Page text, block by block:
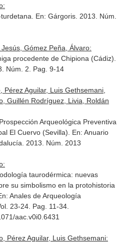
En: Gárgoris. 2013. Núm.
Gómez Peña, Álvaro:
procedente de Chipiona (Cádiz).
Núm. 2. Pag. 9-14
Pérez Aguilar, Luis Gethsemani,
Guillén Rodríguez, Livia, Roldán
Arqueológica Preventiva
El Cuervo (Sevilla). En: Anuario
. 2013. Núm. 2013
taurodérmica: nuevas
su simbolismo en la protohistoria
Anales de Arqueología
23-24. Pag. 11-34.
aac.v0i0.6431
Pérez Aguilar, Luis Gethsemani: